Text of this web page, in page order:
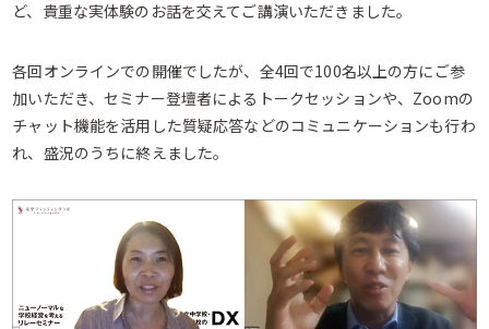
ど、貴重な実体験のお話を交えてご講演いただきました。
各回オンラインでの開催でしたが、全4回で100名以上の方にご参
加いただき、セミナー登壇者によるトークセッションや、Zoomの
チャット機能を活用した質疑応答などのコミュニケーションも行わ
れ、盛況のうちに終えました。